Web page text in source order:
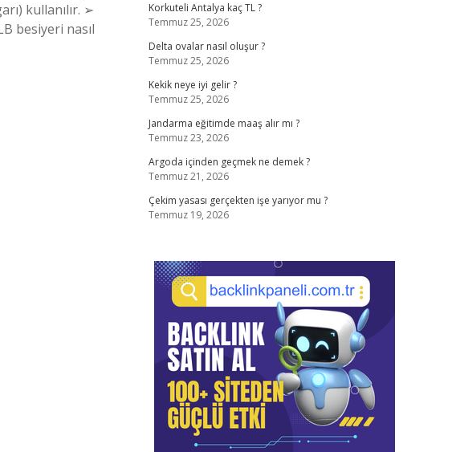
kullanılır. ➢
besiyeri nasıl
Korkuteli Antalya kaç TL ?
Temmuz 25, 2026
Delta ovalar nasıl oluşur ?
Temmuz 25, 2026
Kekik neye iyi gelir ?
Temmuz 25, 2026
Jandarma eğitimde maaş alır mı ?
Temmuz 23, 2026
Argoda içinden geçmek ne demek ?
Temmuz 21, 2026
Çekim yasası gerçekten işe yarıyor mu ?
Temmuz 19, 2026